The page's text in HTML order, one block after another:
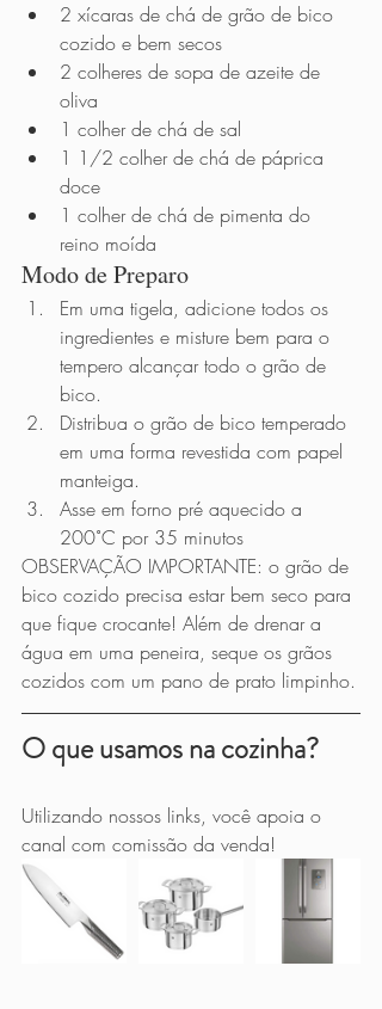
2 xícaras de chá de grão de bico
cozido e bem secos
2 colheres de sopa de azeite de
oliva
1 colher de chá de sal
1 1/2 colher de chá de páprica
doce
1 colher de chá de pimenta do
reino moída
Modo de Preparo
Em uma tigela, adicione todos os
ingredientes e misture bem para o
tempero alcançar todo o grão de
bico.
Distribua o grão de bico temperado
em uma forma revestida com papel
manteiga.
Asse em forno pré aquecido a
200˚C por 35 minutos
OBSERVAÇÃO IMPORTANTE: o grão de
bico cozido precisa estar bem seco para
que fique crocante! Além de drenar a
água em uma peneira, seque os grãos
cozidos com um pano de prato limpinho.
O que usamos na cozinha?
Utilizando nossos links, você apoia o
canal com comissão da venda!